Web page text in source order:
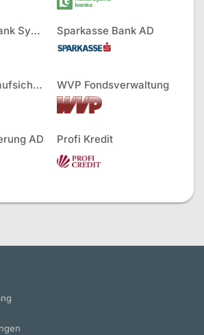
Clearing Interbank Systems AD Sparkasse Bank AD
Versicherungsaufsichtsbehörde WVP Fondsverwaltung
AD Profi Kredit